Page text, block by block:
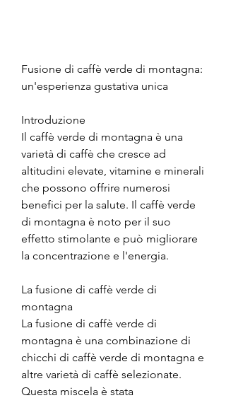
Fusione di caffè verde di montagna:
un'esperienza gustativa unica
Introduzione
Il caffè verde di montagna è una
varietà di caffè che cresce ad
altitudini elevate, vitamine e minerali
che possono offrire numerosi
benefici per la salute. Il caffè verde
di montagna è noto per il suo
effetto stimolante e può migliorare
la concentrazione e l'energia.
La fusione di caffè verde di
montagna
La fusione di caffè verde di
montagna è una combinazione di
chicchi di caffè verde di montagna e
altre varietà di caffè selezionate.
Questa miscela è stata